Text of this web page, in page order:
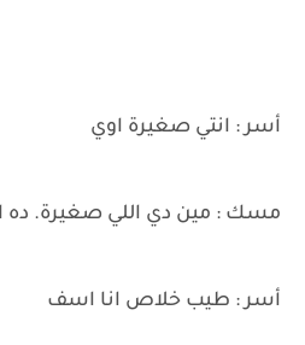
أسر : انتي صغيرة اوي
مسك : مين دي اللي صغيرة. ده
أسر : طيب خلاص انا اسف